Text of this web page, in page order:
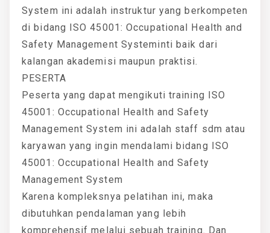
System ini adalah instruktur yang berkompeten
di bidang ISO 45001: Occupational Health and
Safety Management Systeminti baik dari
kalangan akademisi maupun praktisi.
PESERTA
Peserta yang dapat mengikuti training ISO
45001: Occupational Health and Safety
Management System ini adalah staff sdm atau
karyawan yang ingin mendalami bidang ISO
45001: Occupational Health and Safety
Management System
Karena kompleksnya pelatihan ini, maka
dibutuhkan pendalaman yang lebih
komprehensif melalui sebuah training. Dan